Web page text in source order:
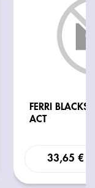
FERRI
ACT
33,65 €